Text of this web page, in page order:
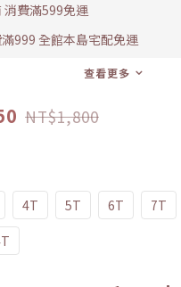
消費滿599免運
999 全館本島宅配免運
查看更多
NT$1,800
4T 5T 6T 7T